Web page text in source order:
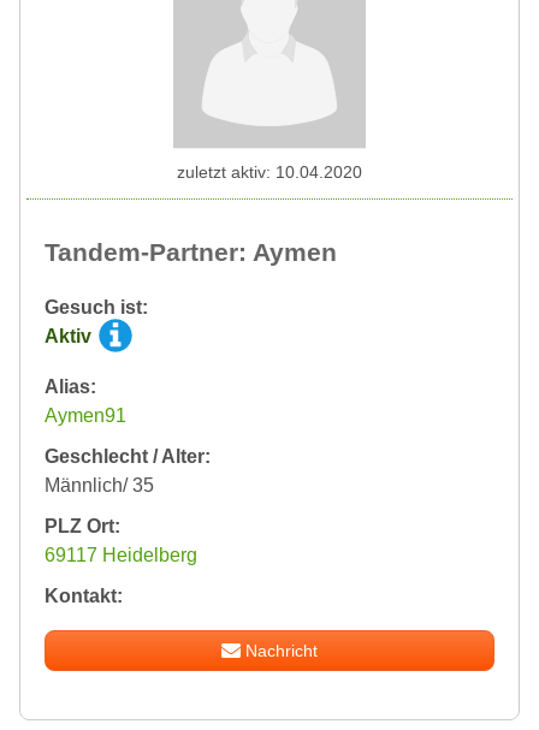
Tandem-Partner: Aymen
Gesuch ist:
Aktiv
Alias:
Aymen91
Geschlecht / Alter:
Männlich/ 35
PLZ Ort:
69117 Heidelberg
Kontakt:
Nachricht
zuletzt aktiv: 10.04.2020